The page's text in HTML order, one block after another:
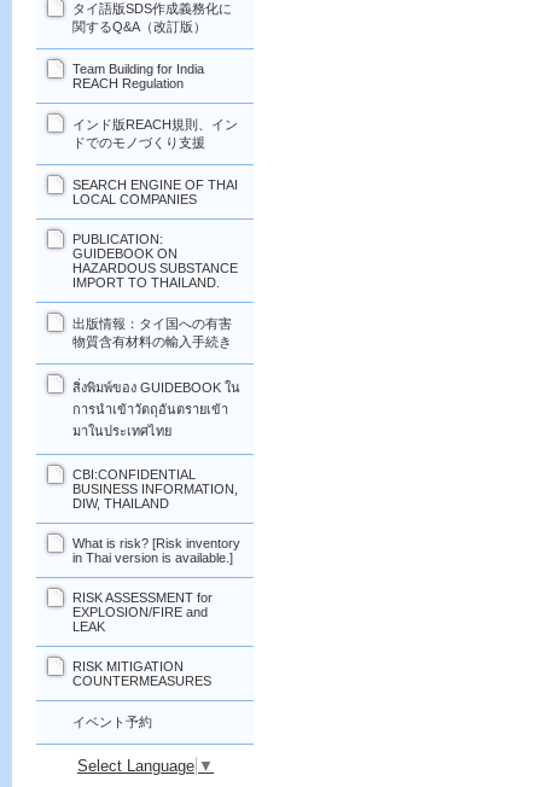
タイ語版SDS作成義務化に
関するQ&A（改訂版）
Team Building for India
REACH Regulation
インド版REACH規則、イン
ドでのモノづくり支援
SEARCH ENGINE OF THAI
LOCAL COMPANIES
PUBLICATION:
GUIDEBOOK ON
HAZARDOUS SUBSTANCE
IMPORT TO THAILAND.
出版情報：タイ国への有害
物質含有材料の輸入手続き
สิ่งพิมพ์ของ GUIDEBOOK ใน
การนำเข้าวัตถุอันตรายเข้า
มาในประเทศไทย
CBI:CONFIDENTIAL
BUSINESS INFORMATION,
DIW, THAILAND
What is risk? [Risk inventory
in Thai version is available.]
RISK ASSESSMENT for
EXPLOSION/FIRE and
LEAK
RISK MITIGATION
COUNTERMEASURES
イベント予約
Select Language ▼